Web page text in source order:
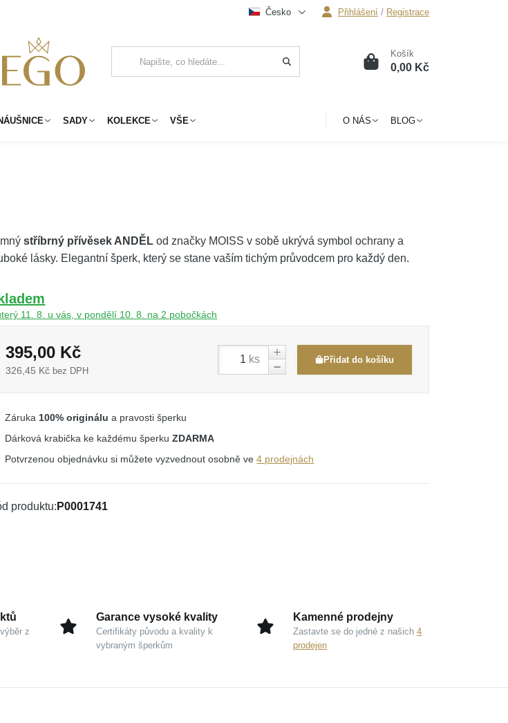
Česko Přihlášení / Registrace
0 Košík
0,00 Kč
SADY KOLEKCE VŠE O NÁS BLOG
stříbrný přívěsek ANDĚL od značky MOISS v sobě ukrývá symbol ochrany a
lásky. Elegantní šperk, který se stane vaším tichým průvodcem pro každý den.
11. 8. u vás, v pondělí 10. 8. na 2 pobočkách
395,00 Kč
326,45 Kč bez DPH
ks Přidat do košíku
Záruka 100% originálu a pravosti šperku
Dárková krabička ke každému šperkuZDARMA
Potvrzenou objednávku si můžete vyzvednout osobně ve4 prodejnách
produktu P0001741
z
Garance vysoké kvality
Certifikáty původu a kvality k
vybraným šperkům
Kamenné prodejny
Zastavte se do jedné z našich 4
prodejen